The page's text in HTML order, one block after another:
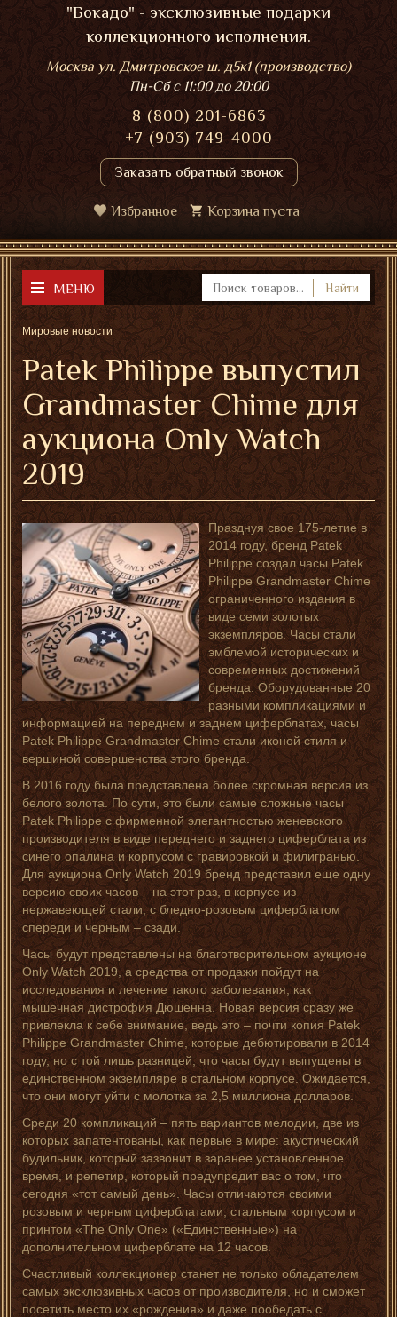
"Бокадо" - эксклюзивные подарки
коллекционного исполнения.
Москва ул. Дмитровское ш. д5к1 (производство)
Пн-Сбс 11:00 до 20:00
8 (800) 201-6863
+7 (903) 749-4000
Заказать обратный звонок
Избранное Корзина пуста
МЕНЮ Найти
Мировые новости
Patek Philippe выпустил
Grandmaster Chime для
аукциона Only Watch
2019
Празднуя свое 175-летие в
2014 году, бренд Patek
Philippe создал часы Patek
Philippe Grandmaster Chime
ограниченного издания в
виде семи золотых
экземпляров. Часы стали
эмблемой исторических и
современных достижений
бренда. Оборудованные 20
разными компликациями и
информацией на переднем и заднем циферблатах, часы
Patek Philippe Grandmaster Chime стали иконой стиля и
вершиной совершенства этого бренда.
В 2016 году была представлена более скромная версия из
белого золота. По сути, это были самые сложные часы
Patek Philippe с фирменной элегантностью женевского
производителя в виде переднего и заднего циферблата из
синего опалина и корпусом с гравировкой и филигранью.
Для аукциона Only Watch 2019 бренд представил еще одну
версию своих часов – на этот раз, в корпусе из
нержавеющей стали, с бледно-розовым циферблатом
спереди и черным – сзади.
Часы будут представлены на благотворительном аукционе
Only Watch 2019, а средства от продажи пойдут на
исследования и лечение такого заболевания, как
мышечная дистрофия Дюшенна. Новая версия сразу же
привлекла к себе внимание, ведь это – почти копия Patek
Philippe Grandmaster Chime, которые дебютировали в 2014
году, но с той лишь разницей, что часы будут выпущены в
единственном экземпляре в стальном корпусе. Ожидается,
что они могут уйти с молотка за 2,5 миллиона долларов.
Среди 20 компликаций – пять вариантов мелодии, две из
которых запатентованы, как первые в мире: акустический
будильник, который зазвонит в заранее установленное
время, и репетир, который предупредит вас о том, что
сегодня «тот самый день». Часы отличаются своими
розовым и черным циферблатами, стальным корпусом и
принтом «The Only One» («Единственные») на
дополнительном циферблате на 12 часов.
Счастливый коллекционер станет не только обладателем
самых эксклюзивных часов от производителя, но и сможет
посетить место их «рождения» и даже пообедать с